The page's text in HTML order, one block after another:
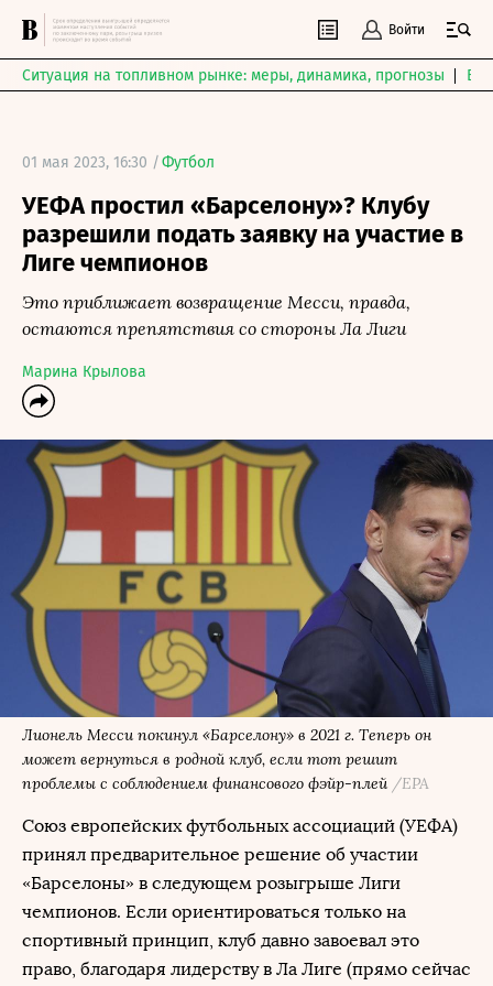
Войти
Ситуация на топливном рынке: меры, динамика, прогнозы
01 мая 2023, 16:30 /Футбол
УЕФА простил «Барселону»? Клубу
разрешили подать заявку на участие в
Лиге чемпионов
Это приближает возвращение Месси, правда,
остаются препятствия со стороны Ла Лиги
Марина Крылова
Лионель Месси покинул «Барселону» в 2021 г. Теперь он
может вернуться в родной клуб, если тот решит
проблемы с соблюдением финансового фэйр-плей /EPA
Союз европейских футбольных ассоциаций (УЕФА)
принял предварительное решение об участии
«Барселоны» в следующем розыгрыше Лиги
чемпионов. Если ориентироваться только на
спортивный принцип, клуб давно завоевал это
право, благодаря лидерству в Ла Лиге (прямо сейчас